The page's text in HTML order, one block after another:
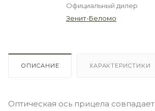
Официальный дилер
Зенит-Беломо
ОПИСАНИЕ ХАРАКТЕРИСТИКИ
Оптическая ось прицела